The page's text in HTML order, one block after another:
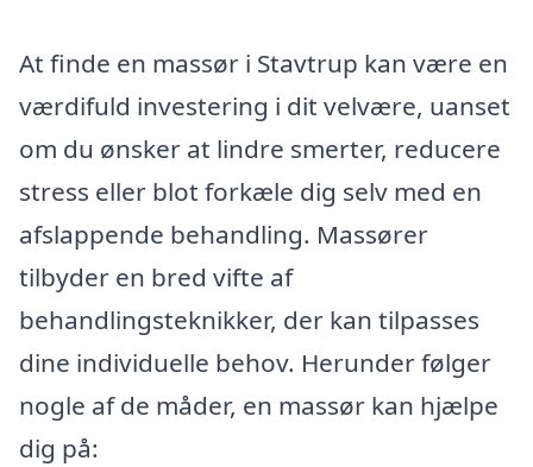
At finde en massør i Stavtrup kan være en
værdifuld investering i dit velvære, uanset
om du ønsker at lindre smerter, reducere
stress eller blot forkæle dig selv med en
afslappende behandling. Massører
tilbyder en bred vifte af
behandlingsteknikker, der kan tilpasses
dine individuelle behov. Herunder følger
nogle af de måder, en massør kan hjælpe
dig på: